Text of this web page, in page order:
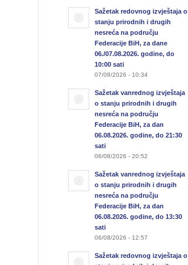
Sažetak redovnog izvještaja o
stanju prirodnih i drugih
nesreća na području
Federacije BiH, za dane
06./07.08.2026. godine, do
10:00 sati
07/08/2026 - 10:34
Sažetak vanrednog izvještaja
o stanju prirodnih i drugih
nesreća na području
Federacije BiH, za dan
06.08.2026. godine, do 21:30
sati
06/08/2026 - 20:52
Sažetak vanrednog izvještaja
o stanju prirodnih i drugih
nesreća na području
Federacije BiH, za dan
06.08.2026. godine, do 13:30
sati
06/08/2026 - 12:57
Sažetak redovnog izvještaja o